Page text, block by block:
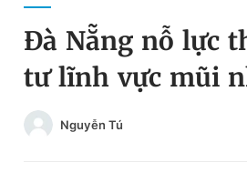
Chuyên mục
Chuyên mục khác
Đổi mật khẩu
Tin đã lưu
Tin đã xem
Đà Nẵng nỗ lực
tư lĩnh vực mũi
Nguyễn Tú